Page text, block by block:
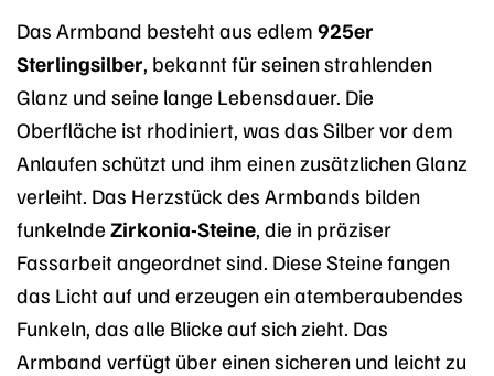
Das Armband besteht aus edlem 925er
Sterlingsilber , bekannt für seinen strahlenden
Glanz und seine lange Lebensdauer. Die
Oberfläche ist rhodiniert, was das Silber vor dem
Anlaufen schützt und ihm einen zusätzlichen Glanz
verleiht. Das Herzstück des Armbands bilden
funkelnde Zirkonia-Steine , die in präziser
Fassarbeit angeordnet sind. Diese Steine fangen
das Licht auf und erzeugen ein atemberaubendes
Funkeln, das alle Blicke auf sich zieht. Das
Armband verfügt über einen sicheren und leicht zu